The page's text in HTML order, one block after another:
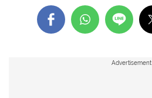
Advertisement